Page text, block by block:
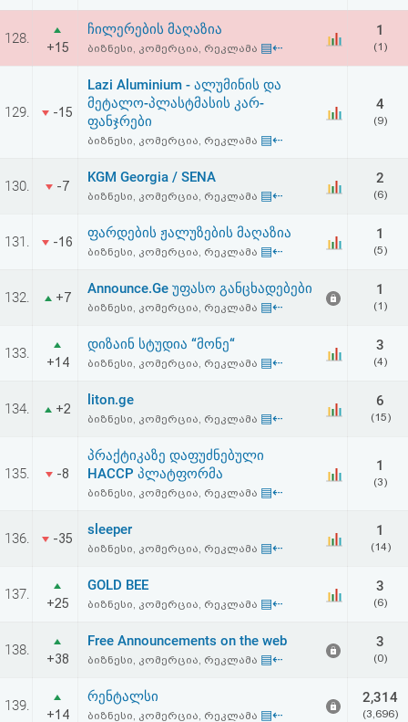
სალიცენზიო
შეთანხმება
პასუხისმგებლობის
128.
+15
ჩილერების მაღაზია
ბიზნესი, კომერცია, რეკლამა ▤⇠
1
(1)
129. -15
Lazi Aluminium - ალუმინის და
მეტალო-პლასტმასის კარ-
ფანჯრები
ბიზნესი, კომერცია, რეკლამა ▤⇠
4
(9)
130. -7
KGM Georgia / SENA
ბიზნესი, კომერცია, რეკლამა ▤⇠
2
(6)
131. -16
ფარდების ჟალუზების მაღაზია
ბიზნესი, კომერცია, რეკლამა ▤⇠
1
(5)
132. +7
Announce.Ge უფასო განცხადებები
ბიზნესი, კომერცია, რეკლამა ▤⇠
1
(1)
133.
+14
დიზაინ სტუდია “მონე“
ბიზნესი, კომერცია, რეკლამა ▤⇠
3
(4)
134. +2
liton.ge
ბიზნესი, კომერცია, რეკლამა ▤⇠
6
(15)
135. -8
პრაქტიკაზე დაფუძნებული
HACCP პლატფორმა
ბიზნესი, კომერცია, რეკლამა ▤⇠
1
(3)
136. -35
sleeper
ბიზნესი, კომერცია, რეკლამა ▤⇠
1
(14)
137.
+25
GOLD BEE
ბიზნესი, კომერცია, რეკლამა ▤⇠
3
(6)
138.
+38
Free Announcements on the web
ბიზნესი, კომერცია, რეკლამა ▤⇠
3
(0)
139.
+14
რენტალსი
ბიზნესი, კომერცია, რეკლამა ▤⇠
2,314
(3,696)